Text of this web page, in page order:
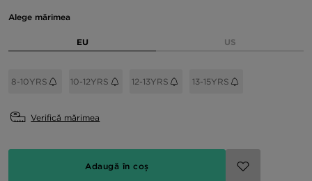
Alege mărimea
EU US
8-10YRS 10-12YRS 12-13YRS 13-15YRS
Verifică mărimea
Adaugă în coș